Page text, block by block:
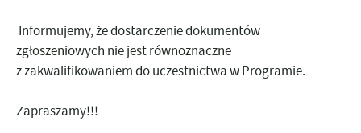
Informujemy, że dostarczenie dokumentów
zgłoszeniowych nie jest równoznaczne
zzakwalifikowaniem do uczestnictwa w Programie.
Zapraszamy!!!